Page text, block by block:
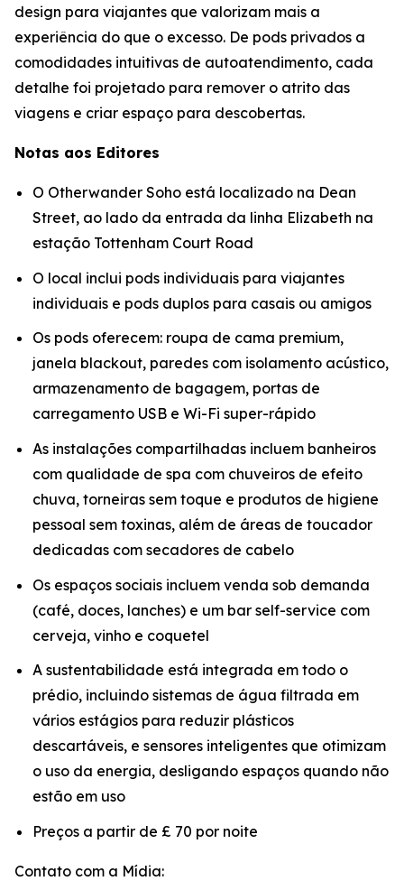
design para viajantes que valorizam mais a
experiência do que o excesso. De pods privados a
comodidades intuitivas de autoatendimento, cada
detalhe foi projetado para remover o atrito das
viagens e criar espaço para descobertas.
Notas aos Editores
O Otherwander Soho está localizado na Dean
Street, ao lado da entrada da linha Elizabeth na
estação Tottenham Court Road
O local inclui pods individuais para viajantes
individuais e pods duplos para casais ou amigos
Os pods oferecem: roupa de cama premium,
janela blackout, paredes com isolamento acústico,
armazenamento de bagagem, portas de
carregamento USB e Wi-Fi super-rápido
As instalações compartilhadas incluem banheiros
com qualidade de spa com chuveiros de efeito
chuva, torneiras sem toque e produtos de higiene
pessoal sem toxinas, além de áreas de toucador
dedicadas com secadores de cabelo
Os espaços sociais incluem venda sob demanda
(café, doces, lanches) e um bar self-service com
cerveja, vinho e coquetel
A sustentabilidade está integrada em todo o
prédio, incluindo sistemas de água filtrada em
vários estágios para reduzir plásticos
descartáveis, e sensores inteligentes que otimizam
o uso da energia, desligando espaços quando não
estão em uso
Preços a partir de £ 70 por noite
Contato com a Mídia: